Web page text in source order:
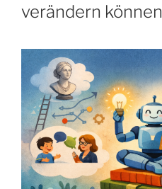
verändern können